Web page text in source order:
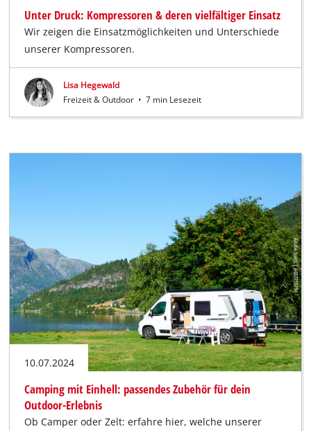
Unter Druck: Kompressoren & deren vielfältiger Einsatz
Wir zeigen die Einsatzmöglichkeiten und Unterschiede
unserer Kompressoren.
Lisa Hegewald
Freizeit & Outdoor • 7 min Lesezeit
10.07.2024
Camping mit Einhell: passendes Zubehör für dein
Outdoor-Erlebnis
Ob Camper oder Zelt: erfahre hier, welche unserer